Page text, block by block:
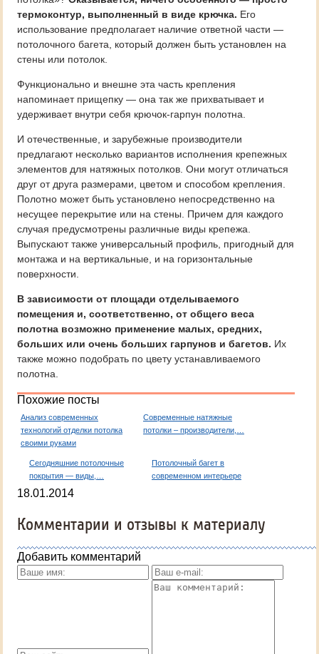
термоконтур, выполненный в виде крючка. Его
использование предполагает наличие ответной части —
потолочного багета, который должен быть установлен на
стены или потолок.
Функционально и внешне эта часть крепления
напоминает прищепку — она так же прихватывает и
удерживает внутри себя крючок-гарпун полотна.
И отечественные, и зарубежные производители
предлагают несколько вариантов исполнения крепежных
элементов для натяжных потолков. Они могут отличаться
друг от друга размерами, цветом и способом крепления.
Полотно может быть установлено непосредственно на
несущее перекрытие или на стены. Причем для каждого
случая предусмотрены различные виды крепежа.
Выпускают также универсальный профиль, пригодный для
монтажа и на вертикальные, и на горизонтальные
поверхности.
В зависимости от площади отделываемого
помещения и, соответственно, от общего веса
полотна возможно применение малых, средних,
больших или очень больших гарпунов и багетов. Их
также можно подобрать по цвету устанавливаемого
полотна.
Похожие посты
Анализ современных
технологий отделки потолка
своими руками
Современные натяжные
потолки – производители,…
Сегодняшние потолочные
покрытия — виды,…
Потолочный багет в
современном интерьере
18.01.2014
Комментарии и отзывы к материалу
Добавить комментарий